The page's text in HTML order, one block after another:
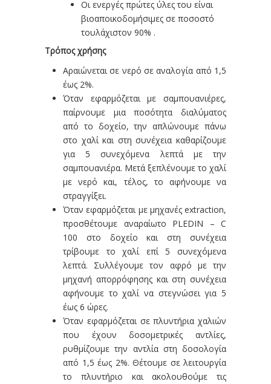
Οι ενεργές πρώτες ύλες του είναι
βιοαποικοδομήσιμες σε ποσοστό
τουλάχιστον 90% .
Τρόπος χρήσης
Αραιώνεται σε νερό σε αναλογία από 1,5
έως 2%.
Όταν εφαρμόζεται με σαμπουανιέρες,
παίρνουμε μια ποσότητα διαλύματος
από το δοχείο, την απλώνουμε πάνω
στο χαλί και στη συνέχεια καθαρίζουμε
για 5 συνεχόμενα λεπτά με την
σαμπουανιέρα. Μετά ξεπλένουμε το χαλί
με νερό και, τέλος, το αφήνουμε να
στραγγίξει.
Όταν εφαρμόζεται με μηχανές extraction,
προσθέτουμε αναραίωτο PLEDIN – C
100 στο δοχείο και στη συνέχεια
τρίβουμε το χαλί επί 5 συνεχόμενα
λεπτά. Συλλέγουμε τον αφρό με την
μηχανή απορρόφησης και στη συνέχεια
αφήνουμε το χαλί να στεγνώσει για 5
έως 6 ώρες.
Όταν εφαρμόζεται σε πλυντήρια χαλιών
που έχουν δοσομετρικές αντλίες,
ρυθμίζουμε την αντλία στη δοσολογία
από 1,5 έως 2%. Θέτουμε σε λειτουργία
το πλυντήριο και ακολουθούμε τις